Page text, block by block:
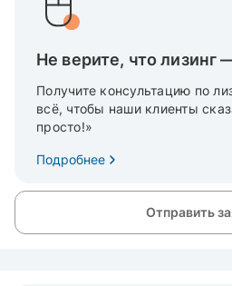
Не верите, что лизинг
Получите консультацию по
всё, чтобы наши клиенты
просто!»
Подробнее
Отправить